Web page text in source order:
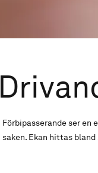
Förbipasserande ser en
saken. Ekan hittas